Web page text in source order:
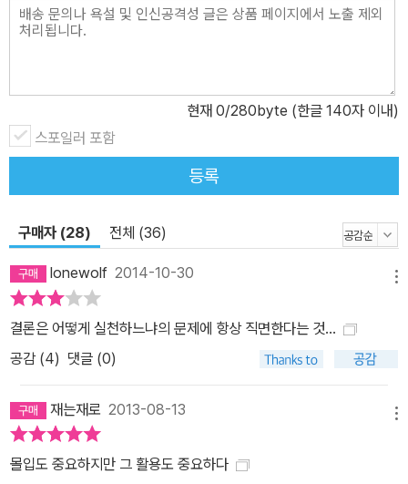
넘고 숨은 능력이 깨어난다.” “최고의 나-최고의 인생을 만난다.” 황
농문 교수의 몰입공부법을 배운 사람들이 한결같이 말하는 것이 바로
는 것은 단순히 공부법을 추상적으로만 접근하지 않고 체계적이고 구
체적으로 접근하기 때문이다. 예를 들어 입시나 고시를 준비하는 수
험생의 경우 이 책을 통해 단기, 중기, 장기적으로 어떻게 공부에 임해
야 하는지 구체적인 지침을 얻을 수 있다 (‘2장 매일매일 공부하는
힘’ 중에서). 또 한 번에 여러 가지 일을 수행해야 하는 직장인이라면
종 회의와 잡무 속에서 집중도를 높이는 방법, 주어진 프로젝트나 기
획에서 새로운 아이디어를 내는 방법을 배울 수도 있다(‘4장 천재를
만드는 최고의 공부법’ 중에서). 나아가 이 책에서는 머리를 쓸수록
두뇌가 더 가동되고, 공부도 더 잘할 수 있다는 사실을 뇌 과학과 인지
론을 통해 증명함으로써 몰입공부법이 도전정신 및 창의성과 어떤 관
교육, 미국.독일.일본의 교육 이야기 등을 통해 치열한 경쟁 사회에서
우리가 어떻게 살아갈 것인지에 대해서도 성찰할 기회를 제공한다.
마지막으로 이 책의 부록에 등장하는 ‘몰입식 영어 공부’는 영어 공부
현재 0/280byte (한글 140자 이내)
스포일러 포함
등록
구매자 (28) 전체 (36)
lonewolf 2014-10-30
결론은 어떻게 실천하느냐의 문제에 항상 직면한다는 것...
공감 (4) 댓글 (0)
재는재로 2013-08-13
몰입도 중요하지만 그 활용도 중요하다